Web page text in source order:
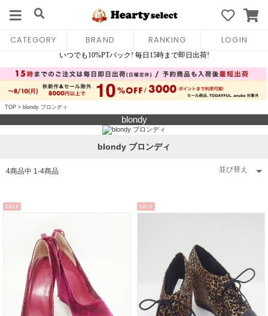
CATEGORY BRAND RANKING LOGIN
TOP > blondy ブロンディ
blondy
blondy ブロンディ
4商品中 1-4商品
SALE SALE